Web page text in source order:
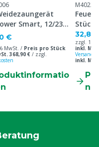
Smart, 12/230
€
MwSt. / Preis pro Stück
368,90 € / zzgl.
Stück
32,80
zzgl.
inkl.
inkl.